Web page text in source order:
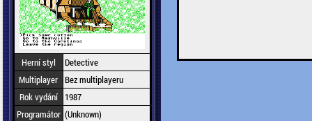
Herní styl
Detective
Multiplayer Bez multiplayeru
Rok vydání
1987
Programátor (Unknown)